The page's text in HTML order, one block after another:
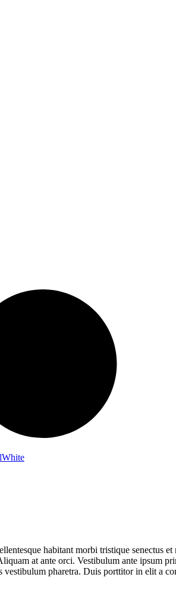
White
habitant morbi tristique senectus
at ante orci. Vestibulum ante ipsum
pharetra. Duis porttitor in elit a